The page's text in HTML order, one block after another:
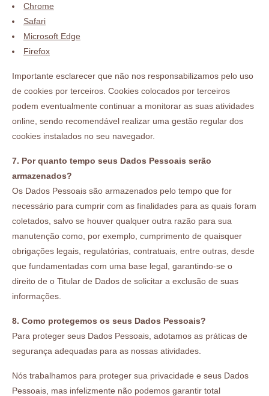
Chrome
Safari
Microsoft Edge
Firefox
Importante esclarecer que não nos responsabilizamos pelo uso
de cookies por terceiros. Cookies colocados por terceiros
podem eventualmente continuar a monitorar as suas atividades
online, sendo recomendável realizar uma gestão regular dos
cookies instalados no seu navegador.
7. Por quanto tempo seus Dados Pessoais serão
armazenados?
Os Dados Pessoais são armazenados pelo tempo que for
necessário para cumprir com as finalidades para as quais foram
coletados, salvo se houver qualquer outra razão para sua
manutenção como, por exemplo, cumprimento de quaisquer
obrigações legais, regulatórias, contratuais, entre outras, desde
que fundamentadas com uma base legal, garantindo-se o
direito de o Titular de Dados de solicitar a exclusão de suas
informações.
8. Como protegemos os seus Dados Pessoais?
Para proteger seus Dados Pessoais, adotamos as práticas de
segurança adequadas para as nossas atividades.
Nós trabalhamos para proteger sua privacidade e seus Dados
Pessoais, mas infelizmente não podemos garantir total